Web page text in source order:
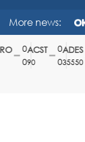
More news:
ACST
90
ADES
35550